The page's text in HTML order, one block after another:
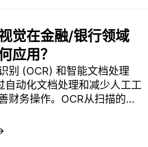
觉在金融/银行领域
应用？
别 (OCR) 和智能文档处理
自动化文档处理和减少人工工
财务操作。OCR从扫描的文
IDP通过使用AI从